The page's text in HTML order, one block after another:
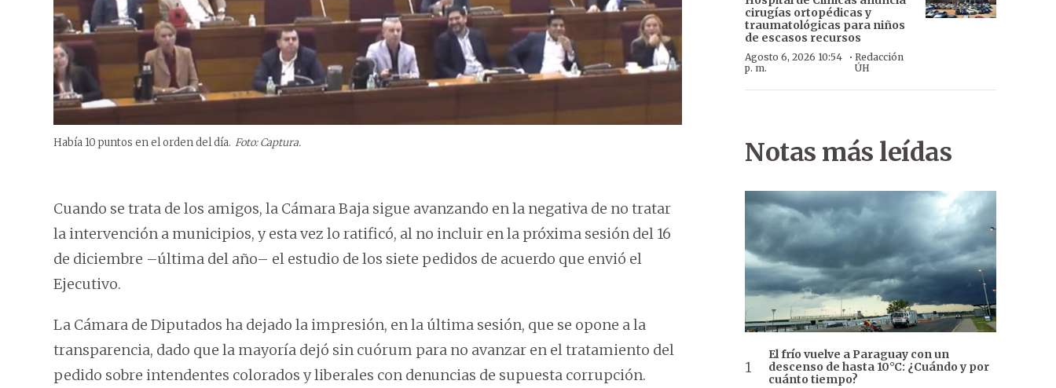
Había 10 puntos en el orden del día. Foto: Captura.
Cuando se trata de los amigos, la Cámara Baja sigue avanzando en la negativa de no tratar
la intervención a municipios, y esta vez lo ratificó, al no incluir en la próxima sesión del 16
de diciembre –última del año– el estudio de los siete pedidos de acuerdo que envió el
Ejecutivo.
La Cámara de Diputados ha dejado la impresión, en la última sesión, que se opone a la
transparencia, dado que la mayoría dejó sin cuórum para no avanzar en el tratamiento del
pedido sobre intendentes colorados y liberales con denuncias de supuesta corrupción.
cirugías ortopédicas y
traumatológicas para niños
de escasos recursos
Agosto 6, 2026 10:54
p. m.
· Redacción
ÚH
Notas más leídas
El frío vuelve a Paraguay con un
descenso de hasta 10°C: ¿Cuándo y por
cuánto tiempo?